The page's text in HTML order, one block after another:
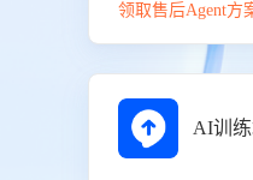
领取售后Agent方
AI训